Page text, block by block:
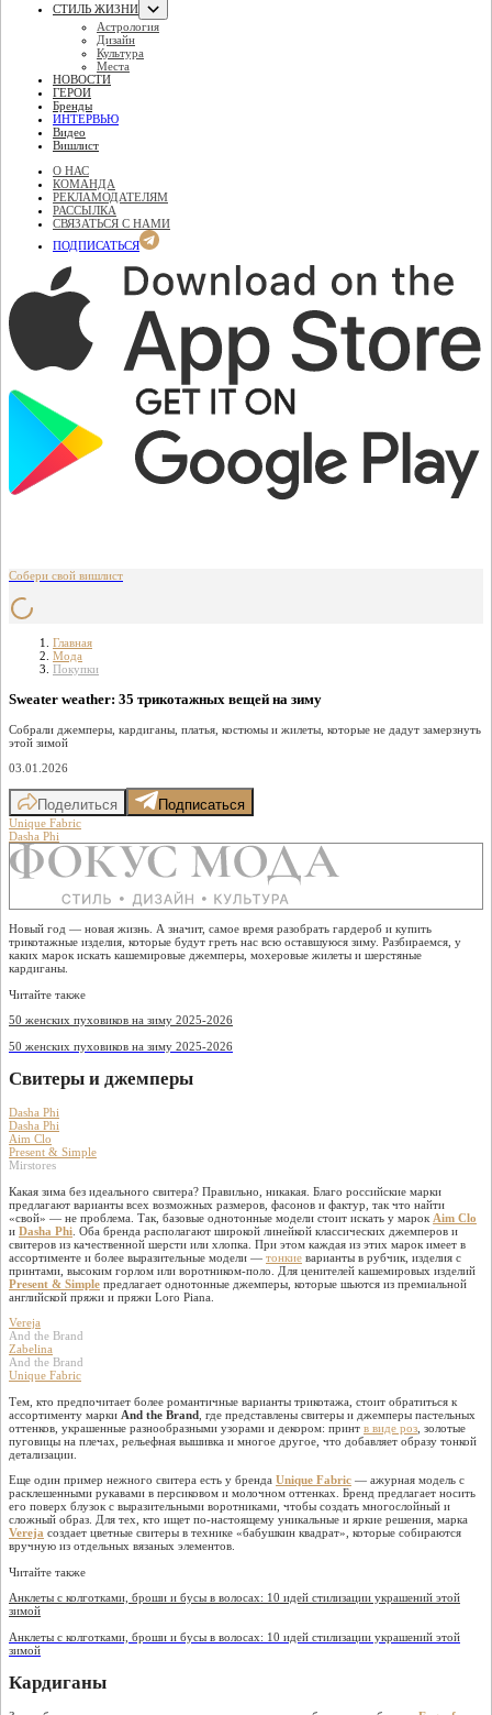
СТИЛЬ ЖИЗНИ
Астрология
Дизайн
Культура
Места
НОВОСТИ
ГЕРОИ
Бренды
ИНТЕРВЬЮ
Видео
Вишлист
О НАС
КОМАНДА
РЕКЛАМОДАТЕЛЯМ
РАССЫЛКА
СВЯЗАТЬСЯ С НАМИ
ПОДПИСАТЬСЯ
Собери свой вишлист
Главная
Мода
Покупки
Sweater weather: 35 трикотажных вещей на зиму
Собрали джемперы, кардиганы, платья, костюмы и жилеты, которые не дадут замерзнуть
этой зимой
03.01.2026
Поделиться Подписаться
Unique Fabric
Dasha Phi
Новый год — новая жизнь. А значит, самое время разобрать гардероб и купить
трикотажные изделия, которые будут греть нас всю оставшуюся зиму. Разбираемся, у
каких марок искать кашемировые джемперы, мохеровые жилеты и шерстяные
кардиганы.
Читайте также
50 женских пуховиков на зиму 2025-2026
50 женских пуховиков на зиму 2025-2026
Свитеры и джемперы
Dasha Phi
Dasha Phi
Aim Clo
Present & Simple
Mirstores
Какая зима без идеального свитера? Правильно, никакая. Благо российские марки
предлагают варианты всех возможных размеров, фасонов и фактур, так что найти
«свой» — не проблема. Так, базовые однотонные модели стоит искать у марок Aim Clo
и Dasha Phi . Оба бренда располагают широкой линейкой классических джемперов и
свитеров из качественной шерсти или хлопка. При этом каждая из этих марок имеет в
ассортименте и более выразительные модели — тонкие варианты в рубчик, изделия с
принтами, высоким горлом или воротником-поло. Для ценителей кашемировых изделий
Present & Simple предлагает однотонные джемперы, которые шьются из премиальной
английской пряжи и пряжи Loro Piana.
Vereja
And the Brand
Zabelina
And the Brand
Unique Fabric
Тем, кто предпочитает более романтичные варианты трикотажа, стоит обратиться к
ассортименту марки And the Brand , где представлены свитеры и джемперы пастельных
оттенков, украшенные разнообразными узорами и декором: принт в виде роз , золотые
пуговицы на плечах, рельефная вышивка и многое другое, что добавляет образу тонкой
детализации.
Еще один пример нежного свитера есть у бренда Unique Fabric — ажурная модель с
расклешенными рукавами в персиковом и молочном оттенках. Бренд предлагает носить
его поверх блузок с выразительными воротниками, чтобы создать многослойный и
сложный образ. Для тех, кто ищет по-настоящему уникальные и яркие решения, марка
Vereja создает цветные свитеры в технике «бабушкин квадрат», которые собираются
вручную из отдельных вязаных элементов.
Читайте также
Анклеты с колготками, броши и бусы в волосах: 10 идей стилизации украшений этой
зимой
Анклеты с колготками, броши и бусы в волосах: 10 идей стилизации украшений этой
зимой
Кардиганы